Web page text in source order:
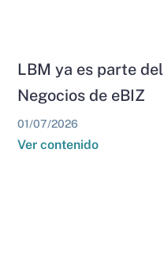
LBM ya es parte
Negocios de eBIZ
01/07/2026
Ver contenido